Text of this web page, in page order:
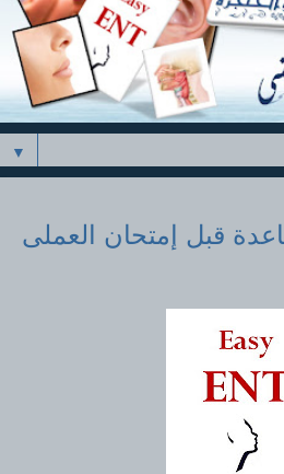
▼
قبل إمتحان العملى